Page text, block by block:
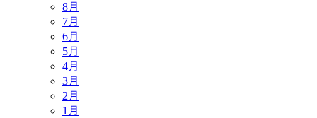
8月
7月
6月
5月
4月
3月
2月
1月